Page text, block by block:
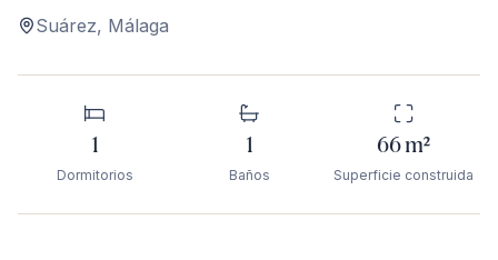
Suárez, Málaga
1
Dormitorios
1
Baños
66m²
Superficie construida